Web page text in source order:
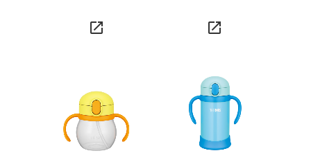
launch launch